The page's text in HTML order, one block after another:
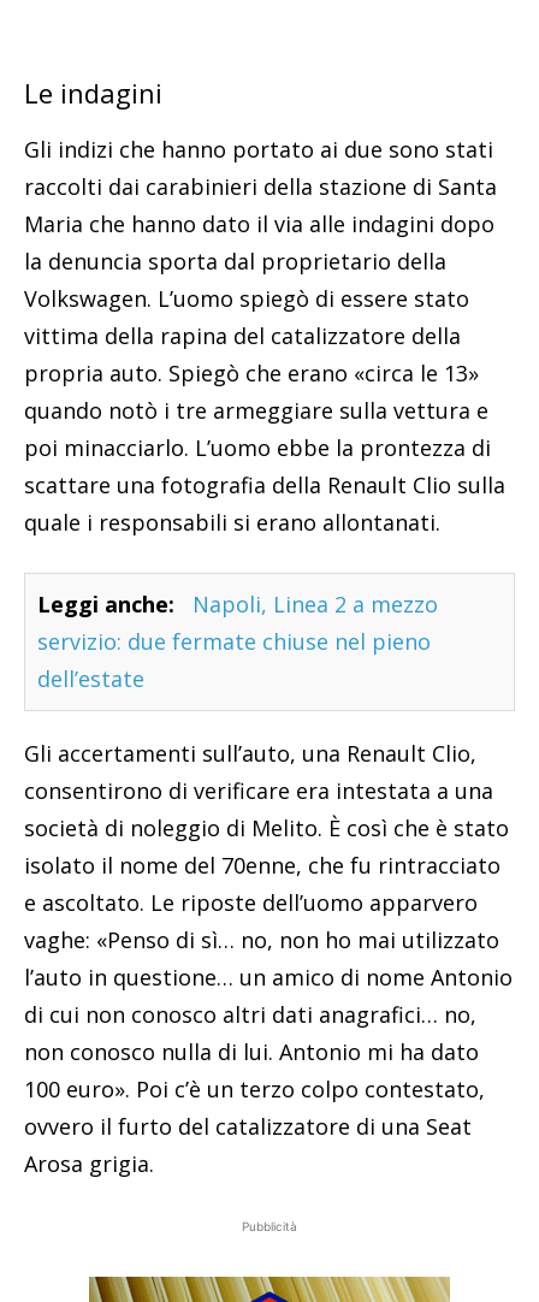
Le indagini
Gli indizi che hanno portato ai due sono stati
raccolti dai carabinieri della stazione di Santa
Maria che hanno dato il via alle indagini dopo
la denuncia sporta dal proprietario della
Volkswagen. L’uomo spiegò di essere stato
vittima della rapina del catalizzatore della
propria auto. Spiegò che erano «circa le 13»
quando notò i tre armeggiare sulla vettura e
poi minacciarlo. L’uomo ebbe la prontezza di
scattare una fotografia della Renault Clio sulla
quale i responsabili si erano allontanati.
Leggi anche:
Napoli, Linea 2 a mezzo
servizio: due fermate chiuse nel pieno
dell’estate
Gli accertamenti sull’auto, una Renault Clio,
consentirono di verificare era intestata a una
società di noleggio di Melito. È così che è stato
isolato il nome del 70enne, che fu rintracciato
e ascoltato. Le riposte dell’uomo apparvero
vaghe: «Penso di sì… no, non ho mai utilizzato
l’auto in questione… un amico di nome Antonio
di cui non conosco altri dati anagrafici… no,
non conosco nulla di lui. Antonio mi ha dato
100 euro». Poi c’è un terzo colpo contestato,
ovvero il furto del catalizzatore di una Seat
Arosa grigia.
Pubblicità